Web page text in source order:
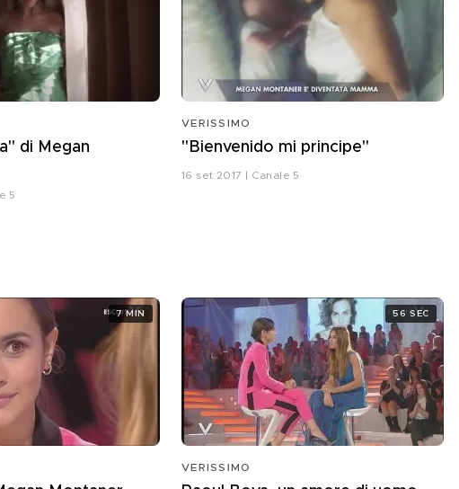
di Megan
5
VERISSIMO
"Bienvenido mi principe"
16 set 2017 | Canale 5
7 MIN
VERISSIMO
56 SEC